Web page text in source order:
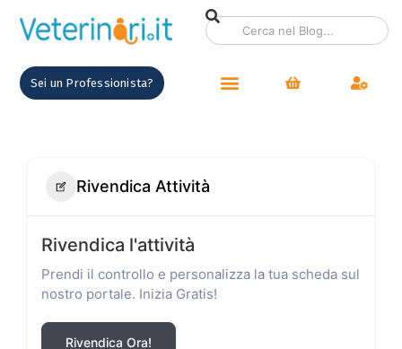
Sei un Professionista?
Rivendica Attività
Rivendica l'attività
Prendi il controllo e personalizza la tua scheda sul
nostro portale. Inizia Gratis!
Rivendica Ora!